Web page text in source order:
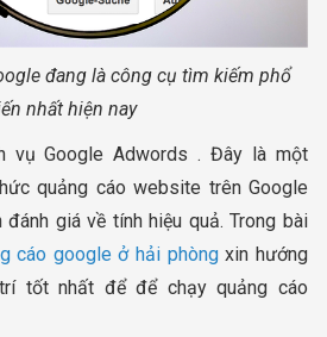
đang là công cụ tìm kiếm phổ
nhất hiện nay
vụ Google Adwords . Đây là một
quảng cáo website trên Google
giá về tính hiệu quả. Trong bài
cáo google ở hải phòngxin hướng
tốt nhất để để chạy quảng cáo